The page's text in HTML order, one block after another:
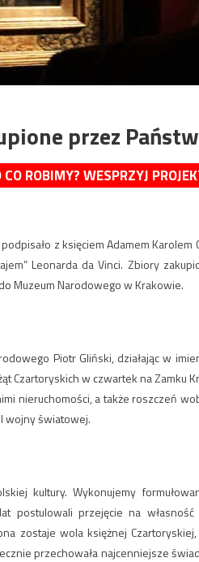
przez
ROBIMY? WESPRZYJ
z księciem Adamem
Leonarda da Vinci. Zbiory
Muzeum Narodowego w Krakowie.
Piotr Gliński, działając w
Czartoryskich w czwartek na
nieruchomości, a także roszczeń
wojny światowej.
kultury. Wykonujemy
postulowali przejęcie na
zostaje wola księżnej
przechowała najcenniejsze